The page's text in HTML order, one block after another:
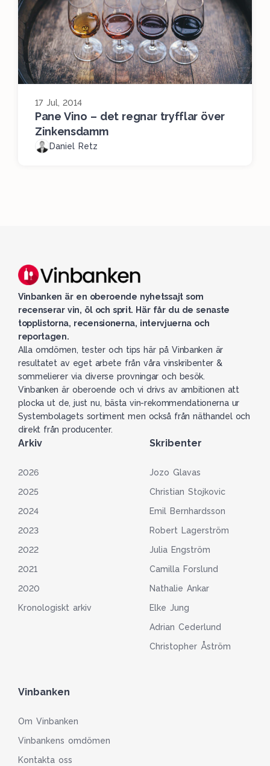
17 Jul, 2014
Pane Vino – det regnar tryfflar över
Zinkensdamm
Daniel Retz
Vinbanken är en oberoende nyhetssajt som
recenserar vin, öl och sprit. Här får du de senaste
topplistorna, recensionerna, intervjuerna och
reportagen.
Alla omdömen, tester och tips här på Vinbanken är
resultatet av eget arbete från våra vinskribenter &
sommelierer via diverse provningar och besök.
Vinbanken är oberoende och vi drivs av ambitionen att
plocka ut de, just nu, bästa vin-rekommendationerna ur
Systembolagets sortiment men också från näthandel och
direkt från producenter.
Arkiv
2026
2025
2024
2023
2022
2021
2020
Kronologiskt arkiv
Skribenter
Jozo Glavas
Christian Stojkovic
Emil Bernhardsson
Robert Lagerström
Julia Engström
Camilla Forslund
Nathalie Ankar
Elke Jung
Adrian Cederlund
Christopher Åström
Vinbanken
Om Vinbanken
Vinbankens omdömen
Kontakta oss